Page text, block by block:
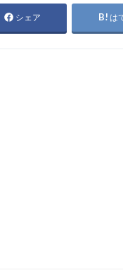
シェア は